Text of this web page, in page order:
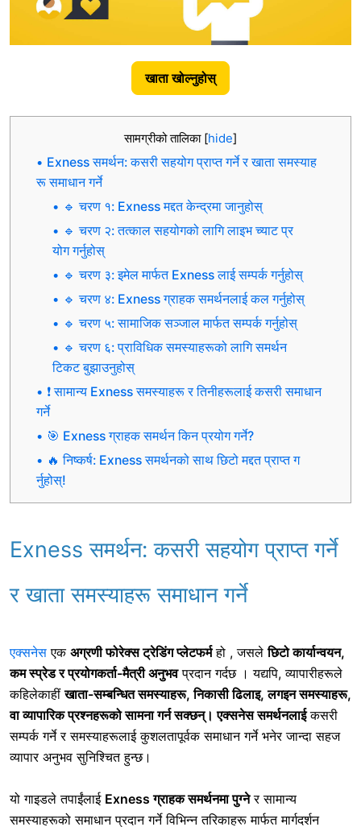
खाता खोल्नुहोस्
सामग्रीको तालिका [hide]
Exness समर्थन: कसरी सहयोग प्राप्त गर्ने र खाता समस्याह
रू समाधान गर्ने
🔹 चरण १: Exness मद्दत केन्द्रमा जानुहोस्
🔹 चरण २: तत्काल सहयोगको लागि लाइभ च्याट प्र
योग गर्नुहोस्
🔹 चरण ३: इमेल मार्फत Exness लाई सम्पर्क गर्नुहोस्
🔹 चरण ४: Exness ग्राहक समर्थनलाई कल गर्नुहोस्
🔹 चरण ५: सामाजिक सञ्जाल मार्फत सम्पर्क गर्नुहोस्
🔹 चरण ६: प्राविधिक समस्याहरूको लागि समर्थन
टिकट बुझाउनुहोस्
❗ सामान्य Exness समस्याहरू र तिनीहरूलाई कसरी समाधान
गर्ने
🎯 Exness ग्राहक समर्थन किन प्रयोग गर्ने?
🔥 निष्कर्ष: Exness समर्थनको साथ छिटो मद्दत प्राप्त ग
र्नुहोस्!
Exness समर्थन: कसरी सहयोग प्राप्त गर्ने
र खाता समस्याहरू समाधान गर्ने
एक्सनेस एक अग्रणी फोरेक्स ट्रेडिंग प्लेटफर्महो , जसलेछिटो कार्यान्वयन,
कम स्प्रेड र प्रयोगकर्ता-मैत्री अनुभवप्रदान गर्दछ । यद्यपि, व्यापारीहरूले
कहिलेकाहींखाता-सम्बन्धित समस्याहरू, निकासी ढिलाइ, लगइन समस्याहरू,
वा व्यापारिक प्रश्नहरूको सामना गर्न सक्छन्।एक्सनेस समर्थनलाईकसरी
सम्पर्क गर्नेर समस्याहरूलाई कुशलतापूर्वक समाधान गर्ने भनेर जान्दा सहज
व्यापार अनुभव सुनिश्चित हुन्छ।
यो गाइडले तपाईंलाई Exness ग्राहक समर्थनमा पुग्नेर सामान्य
समस्याहरूको समाधान प्रदान गर्ने विभिन्न तरिकाहरू मार्फत मार्गदर्शन